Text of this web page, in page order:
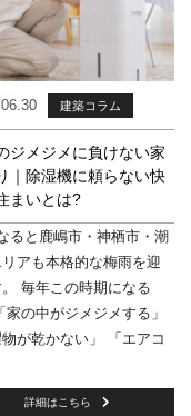
建築コラム
ジメジメに負けない家
｜除湿機に頼らない快
まいとは?
ると鹿嶋市・神栖市・潮
アも本格的な梅雨を迎
。 毎年この時期になる
家の中がジメジメする」
物が乾かない」 「エアコ
詳細はこちら